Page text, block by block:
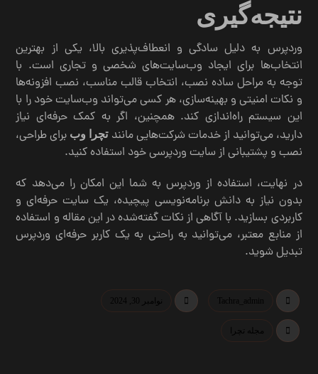
نتیجه‌گیری
وردپرس به دلیل سادگی و انعطاف‌پذیری بالا، یکی از بهترین
انتخاب‌ها برای ایجاد وب‌سایت‌های شخصی و تجاری است. با
توجه به مراحل ساده نصب، انتخاب قالب مناسب، نصب افزونه‌ها
و نکات امنیتی و بهینه‌سازی، هر کسی می‌تواند وب‌سایت خود را با
این سیستم راه‌اندازی کند. همچنین، اگر به کمک حرفه‌ای نیاز
دارید، می‌توانید از خدمات شرکت‌هایی مانندتچرا وب برای طراحی،
نصب و پشتیبانی از سایت وردپرسی خود استفاده کنید.
در نهایت، استفاده از وردپرس به شما این امکان را می‌دهد که
بدون نیاز به دانش برنامه‌نویسی پیچیده، یک سایت حرفه‌ای و
کاربردی بسازید. با آگاهی از نکات گفته‌شده در این مقاله و استفاده
از منابع معتبر، می‌توانید به راحتی به یک کاربر حرفه‌ای وردپرس
تبدیل شوید.
Tachra_admin نوامبر 30, 2024
مجله تچرا